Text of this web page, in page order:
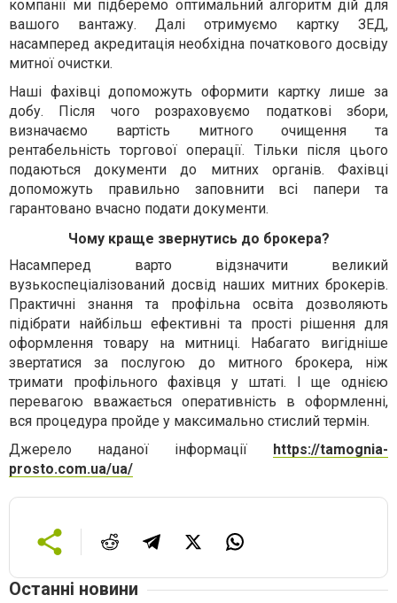
компанії ми підберемо оптимальний алгоритм дій для
вашого вантажу. Далі отримуємо картку ЗЕД,
насамперед акредитація необхідна початкового досвіду
митної очистки.
Наші фахівці допоможуть оформити картку лише за
добу. Після чого розраховуємо податкові збори,
визначаємо вартість митного очищення та
рентабельність торгової операції. Тільки після цього
подаються документи до митних органів. Фахівці
допоможуть правильно заповнити всі папери та
гарантовано вчасно подати документи.
Чому краще звернутись до брокера?
Насамперед варто відзначити великий
вузькоспеціалізований досвід наших митних брокерів.
Практичні знання та профільна освіта дозволяють
підібрати найбільш ефективні та прості рішення для
оформлення товару на митниці. Набагато вигідніше
звертатися за послугою до митного брокера, ніж
тримати профільного фахівця у штаті. І ще однією
перевагою вважається оперативність в оформленні,
вся процедура пройде у максимально стислий термін.
Джерело наданої інформації https://tamognia-
prosto.com.ua/ua/
Останні новини